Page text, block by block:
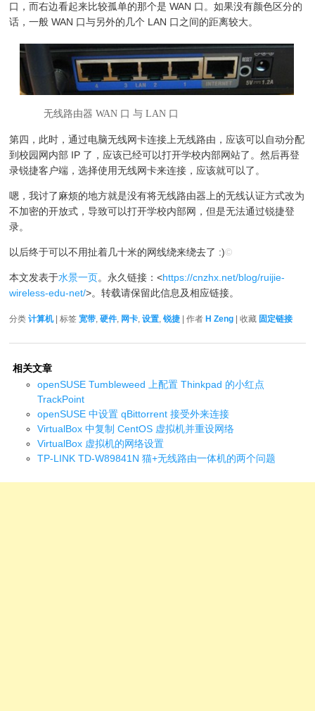
口，而右边看起来比较孤单的那个是 WAN 口。如果没有颜色区分的
话，一般 WAN 口与另外的几个 LAN 口之间的距离较大。
无线路由器 WAN 口 与 LAN 口
第四，此时，通过电脑无线网卡连接上无线路由，应该可以自动分配
到校园网内部 IP 了，应该已经可以打开学校内部网站了。然后再登
录锐捷客户端，选择使用无线网卡来连接，应该就可以了。
嗯，我讨了麻烦的地方就是没有将无线路由器上的无线认证方式改为
不加密的开放式，导致可以打开学校内部网，但是无法通过锐捷登
录。
以后终于可以不用扯着几十米的网线绕来绕去了 :)©
本文发表于水景一页。永久链接：<https://cnzhx.net/blog/ruijie-
wireless-edu-net/>。转载请保留此信息及相应链接。
分类计算机| 标签宽带 ,硬件 网卡 ,设置 ,锐捷 | 作者H Zeng | 收藏 固定链接
相关文章
openSUSE Tumbleweed 上配置 Thinkpad 的小红点
TrackPoint
openSUSE 中设置 qBittorrent 接受外来连接
VirtualBox 中复制 CentOS 虚拟机并重设网络
VirtualBox 虚拟机的网络设置
TP-LINK TD-W89841N 猫+无线路由一体机的两个问题